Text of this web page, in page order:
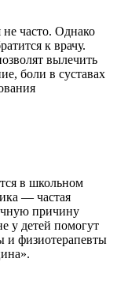
не часто. Однако
к врачу.
вылечить
боли в суставах
в школьном
— частая
причину
у детей помогут
и физиотерапевты